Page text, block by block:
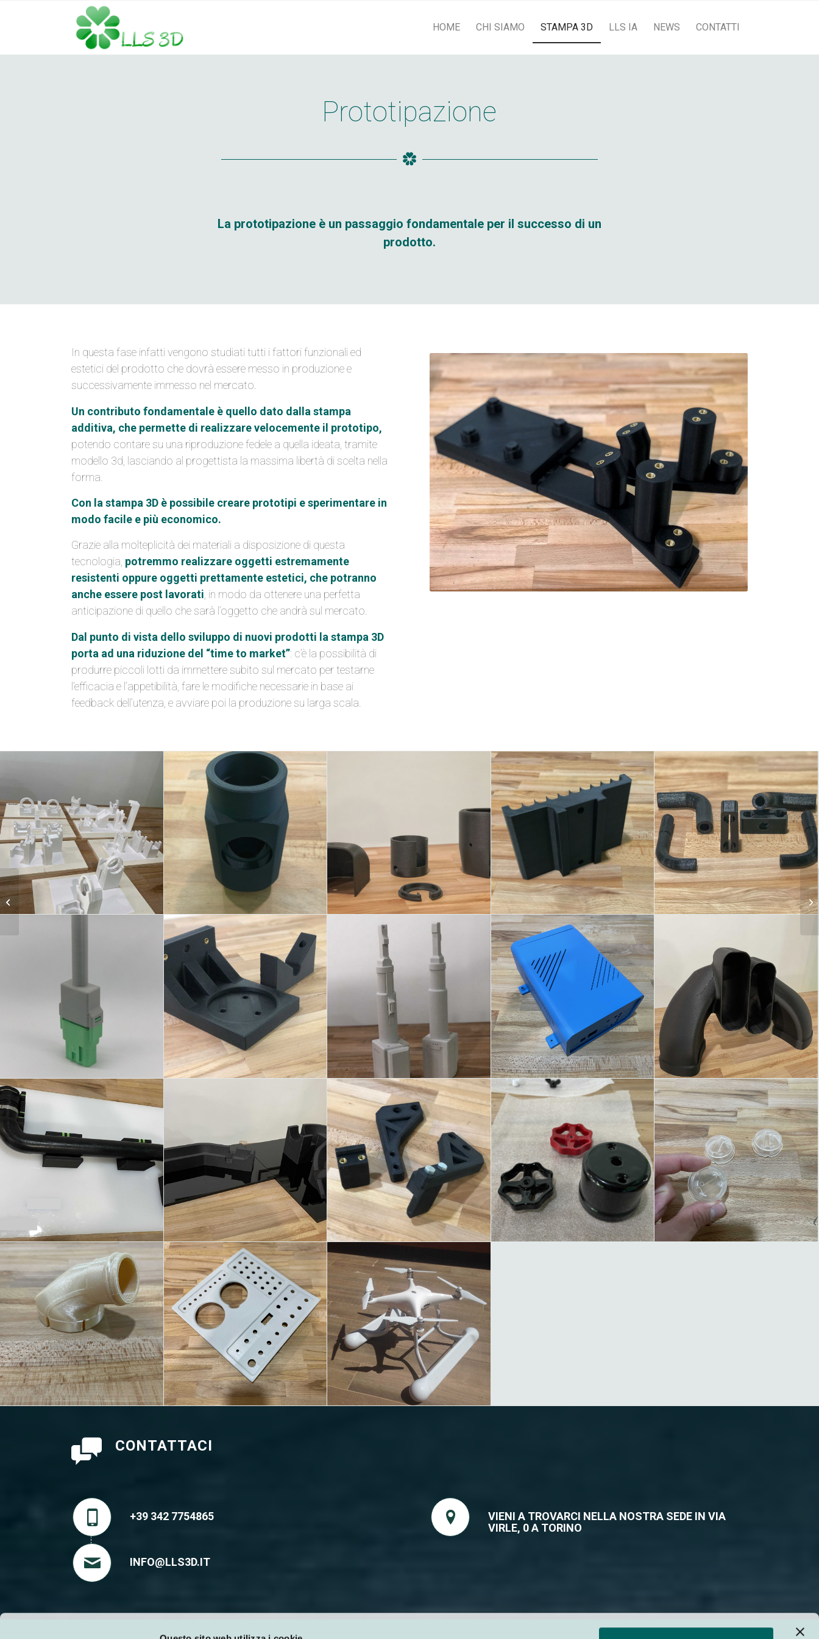
HOME CHI SIAMO STAMPA 3D LLS IA NEWS CONTATTI
Prototipazione
La prototipazione è un passaggio fondamentale per il successo di un
prodotto.
In questa fase infatti vengono studiati tutti i fattori funzionali ed
estetici del prodotto che dovrà essere messo in produzione e
successivamente immesso nel mercato.
Un contributo fondamentale è quello dato dalla stampa
additiva, che permette di realizzare velocemente il prototipo,
potendo contare su una riproduzione fedele a quella ideata, tramite
modello 3d, lasciando al progettista la massima libertà di scelta nella
forma.
Con la stampa 3D è possibile creare prototipi e sperimentare in
modo facile e più economico.
Grazie alla molteplicità dei materiali a disposizione di questa
tecnologia, potremmo realizzare oggetti estremamente
resistenti oppure oggetti prettamente estetici, che potranno
anche essere post lavorati, in modo da ottenere una perfetta
anticipazione di quello che sarà l’oggetto che andrà sul mercato.
Dal punto di vista dello sviluppo di nuovi prodotti la stampa 3D
porta ad una riduzione del “time to market”: c’è la possibilità di
produrre piccoli lotti da immettere subito sul mercato per testarne
l’efficacia e l’appetibilità, fare le modifiche necessarie in base ai
feedback dell’utenza, e avviare poi la produzione su larga scala.
SETTORE AUTOMOTIVE
dime di montaggio prototipi
PROTOTIPAZIONE IN PACF
ALFAPRO
SETTORE AUTOMAZIONE -
PROTOTIPAZIONE in TPU
SETTORE
COMPONENTISTICA
copriconnettore in PC-ABS
ATTREZZATURA DI
CONTROLLO
MOCKUP PER VERIFICA
ACCESSIBILITA'
CASE PROTOTIPALE
SETTORE AERONAUTICA -
CONVOGLIATORI IN PACF
ATTREZZATURA DI
CONTROLLO
ATTREZZATURA DI
CONTROLLO
SETTORE AUTOMAZIONE PROTOTIPI ESTETICI
PROTOTIPI IN RESINA
TRASPARENTE
RACCORDO IN ULTEM
SETTORE AERONAUTICA -
CRUSCOTTO
GALLEGGIANTI PER DRONE
CONTATTACI
+39 342 7754865
INFO@LLS3D.IT
VIENI A TROVARCI NELLA NOSTRA SEDE IN VIA
VIRLE, 0 A TORINO
Produzione Piccole
Serie